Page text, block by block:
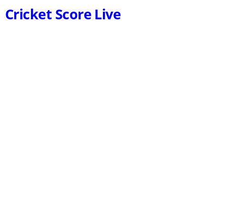
Cricket Score Live